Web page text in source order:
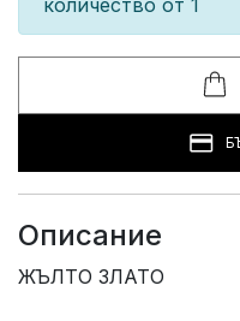
количество от 1
Описание
ЖЪЛТО ЗЛАТО